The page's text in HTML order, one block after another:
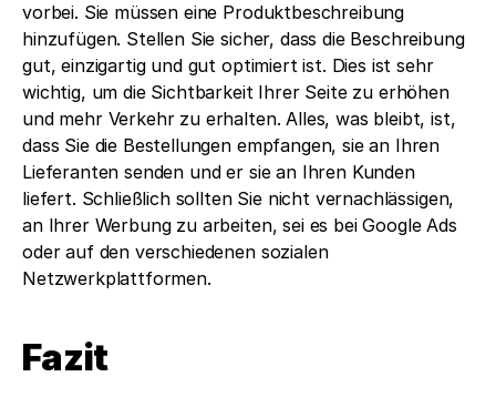
vorbei. Sie müssen eine Produktbeschreibung
hinzufügen. Stellen Sie sicher, dass die Beschreibung
gut, einzigartig und gut optimiert ist. Dies ist sehr
wichtig, um die Sichtbarkeit Ihrer Seite zu erhöhen
und mehr Verkehr zu erhalten. Alles, was bleibt, ist,
dass Sie die Bestellungen empfangen, sie an Ihren
Lieferanten senden und er sie an Ihren Kunden
liefert. Schließlich sollten Sie nicht vernachlässigen,
an Ihrer Werbung zu arbeiten, sei es bei Google Ads
oder auf den verschiedenen sozialen
Netzwerkplattformen.
Fazit